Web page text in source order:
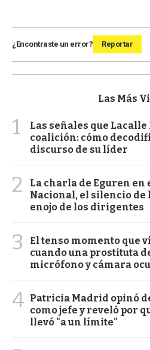
¿Encontraste un error? Reportar
Las Más
1
Las señales que Lacalle
coalición: cómo
discurso de su líder
2
La charla de Eguren en
Nacional, el silencio de
enojo de los dirigentes
3
El tenso momento que
cuando una prostituta
micrófono y cámara
4 Patricia Madrid opinó
como jefe y reveló por
llevó "a un límite"